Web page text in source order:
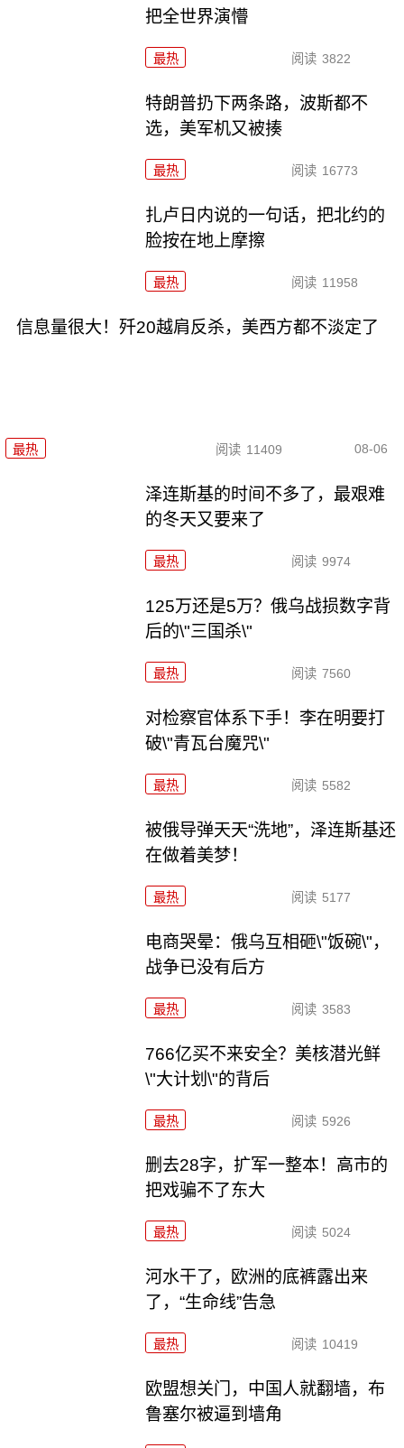
把全世界演懵
最热 阅读 3822
特朗普扔下两条路，波斯都不
选，美军机又被揍
最热 阅读 16773
扎卢日内说的一句话，把北约的
脸按在地上摩擦
最热 阅读 11958
信息量很大！歼20越肩反杀，美西方都不淡定了
最热 阅读 11409 08-06
泽连斯基的时间不多了，最艰难
的冬天又要来了
最热 阅读 9974
125万还是5万？俄乌战损数字背
后的\"三国杀\"
最热 阅读 7560
对检察官体系下手！李在明要打
破\"青瓦台魔咒\"
最热 阅读 5582
被俄导弹天天“洗地”，泽连斯基还
在做着美梦！
最热 阅读 5177
电商哭晕：俄乌互相砸\"饭碗\"，
战争已没有后方
最热 阅读 3583
766亿买不来安全？美核潜光鲜
\"大计划\"的背后
最热 阅读 5926
删去28字，扩军一整本！高市的
把戏骗不了东大
最热 阅读 5024
河水干了，欧洲的底裤露出来
了，“生命线”告急
最热 阅读 10419
欧盟想关门，中国人就翻墙，布
鲁塞尔被逼到墙角